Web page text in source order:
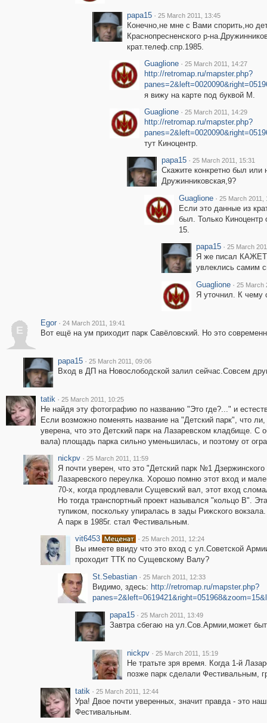
papa15 · 25 March 2011, 13:45
Конечно,не мне с Вами спорить,но
Краснопресненского р-
крат.телеф.спр.1985.
Guaglione · 25 March 2011, 14:27
http://retromap.ru/mapster.php?
я вижу на карте под буквой М.
Guaglione · 25 March 2011, 14:29
http://retromap.ru/mapster.php?
тут Киноцентр.
papa15 · 25 March 2011, 15:31
Скажите конкретно был
Дружинниковская,9?
Guaglione · 25 March 2011,
Если это данные из
был. Только Киноцентр
15.
papa15 · 25 March
Я же писал
увлеклись самим
Guaglione · 25 March
Я уточнил. К чему
E
Egor · 24 March 2011, 19:41
Вот ещё на ум приходит парк Савёловский. Но это
papa15 · 25 March 2011, 09:06
Вход в ДП на Новослободской залил сейчас.Совсем
tatik · 25 March 2011, 10:25
Не найдя эту фотографию по названию "Это где?..." и
Если возможно поменять название на "Детский парк", что
уверена, что это Детский парк на Лазаревском кладбище. С
вала) площадь парка сильно уменьшилась, и поэтому от
nickpv · 25 March 2011, 11:59
Я почти уверен, что это "Детский парк №1
Лазаревского переулка. Хорошо помню этот вход и
70-х, когда продлевали Сущевский вал, этот вход
Но тогда транспортный проект назывался "кольцо В".
тупиком, поскольку упиралась в зады Рижского вокзала.
А парк в 1985г. стал Фестивальным.
vit6453
· 25 March 2011, 12:24
Вы имеете ввиду что это вход с ул.Советской
проходит ТТК по Сущевскому Валу?
St.Sebastian · 25 March 2011, 12:33
Видимо, здесь: http://retromap.ru/mapster.php?
papa15 · 25 March 2011, 13:49
Завтра сбегаю на ул.Сов.Армии,может
nickpv · 25 March 2011, 15:19
Не тратьте зря время. Когда 1-й
позже парк сделали Фестивальным,
tatik · 25 March 2011, 12:44
Ура! Двое почти уверенных, значит правда - это
Фестивальным.